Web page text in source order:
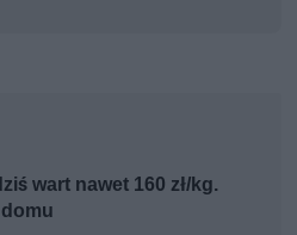
wart nawet 160 zł/kg.